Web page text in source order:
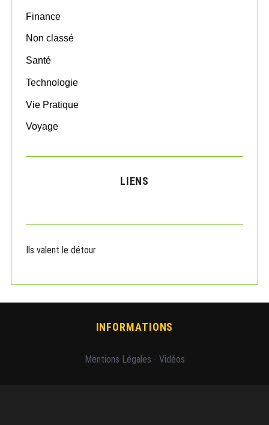
:Finance
Non classé
Santé
Technologie
Vie Pratique
Voyage
LIENS
Ils valent le détour
INFORMATIONS
Mentions Légales Vidéos